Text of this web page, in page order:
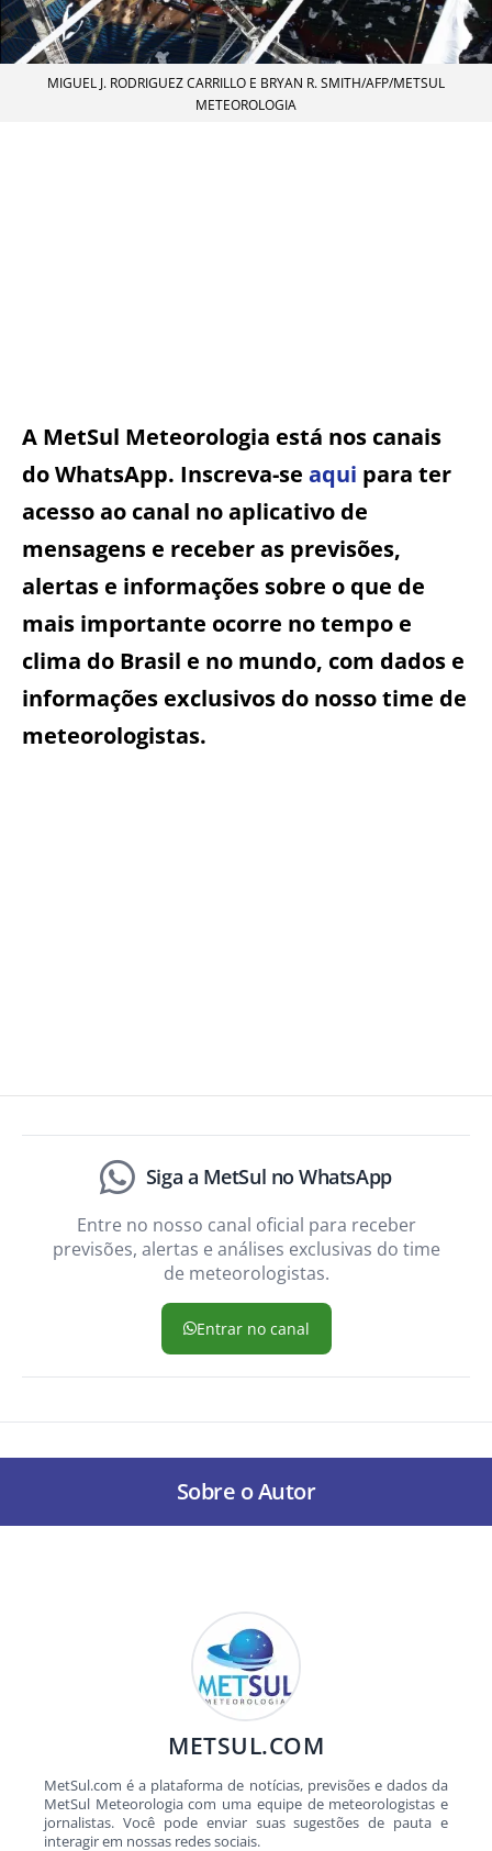
MIGUEL J. RODRIGUEZ CARRILLO E BRYAN R. SMITH/AFP/METSUL
METEOROLOGIA
A MetSul Meteorologia está nos canais
do WhatsApp. Inscreva-se aqui para ter
acesso ao canal no aplicativo de
mensagens e receber as previsões,
alertas e informações sobre o que de
mais importante ocorre no tempo e
clima do Brasil e no mundo, com dados e
informações exclusivos do nosso time de
meteorologistas.
Siga a MetSul no WhatsApp
Entre no nosso canal oficial para receber
previsões, alertas e análises exclusivas do time
de meteorologistas.
Entrar no canal
Sobre o Autor
METSUL.COM
MetSul.com é a plataforma de notícias, previsões e dados da
MetSul Meteorologia com uma equipe de meteorologistas e
jornalistas. Você pode enviar suas sugestões de pauta e
interagir em nossas redes sociais.